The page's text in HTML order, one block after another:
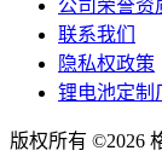
公司荣誉资
联系我们
隐私权政策
锂电池定制
版权所有 ©2026